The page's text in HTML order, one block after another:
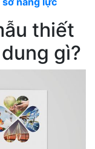
thiết
gì?